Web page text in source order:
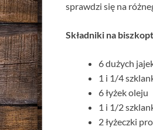
sprawdzi się na
Składniki na
6 dużych
1 i 1/4
6 łyżek oleju
1 i 1/2
2 łyżeczki